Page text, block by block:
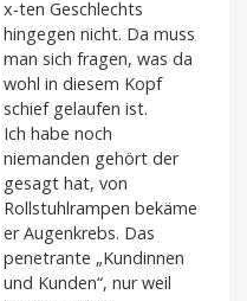
x-ten Geschlechts
hingegen nicht. Da muss
man sich fragen, was da
wohl in diesem Kopf
schief gelaufen ist.
Ich habe noch
niemanden gehört der
gesagt hat, von
Rollstuhlrampen bekäme
er Augenkrebs. Das
penetrante „Kundinnen
und Kunden“, nur weil